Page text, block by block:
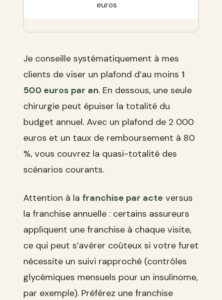
euros
Je conseille systématiquement à mes
clients de viser un plafond d’au moins 1
500 euros par an. En dessous, une seule
chirurgie peut épuiser la totalité du
budget annuel. Avec un plafond de 2 000
euros et un taux de remboursement à 80
%, vous couvrez la quasi-totalité des
scénarios courants.
Attention à la franchise par acte versus
la franchise annuelle : certains assureurs
appliquent une franchise à chaque visite,
ce qui peut s’avérer coûteux si votre furet
nécessite un suivi rapproché (contrôles
glycémiques mensuels pour un insulinome,
par exemple). Préférez une franchise